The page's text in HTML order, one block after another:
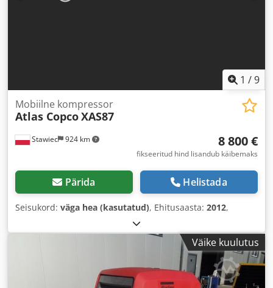
1 /9
Stawiec 924 km
Mobiilne kompressor
Atlas CopcoXAS87
8 800 €
fikseeritud hind lisandub käibemaks
Pärida Helistada
Seisukord: väga hea (kasutatud), Ehitusaasta: 2012,
Väike kuulutus